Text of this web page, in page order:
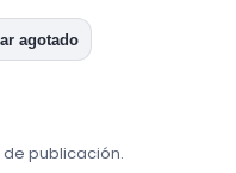
agotado
de publicación.